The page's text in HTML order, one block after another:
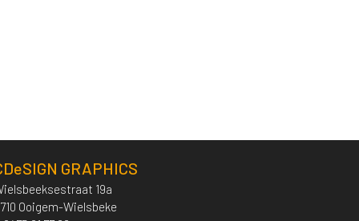
GRAPHICS
19a
Ooigem-Wielsbeke